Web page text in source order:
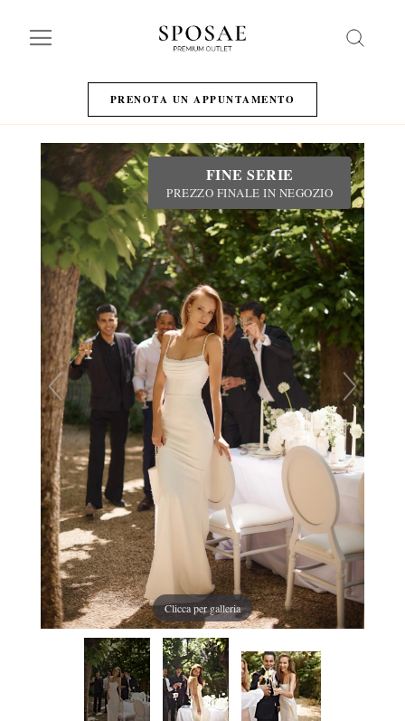
PRENOTA UN APPUNTAMENTO
FINE SERIE
PREZZO FINALE IN NEGOZIO
Clicca per galleria